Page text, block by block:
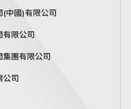
中國)有限公司
限公司
團有限公司
公司